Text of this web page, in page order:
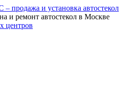
и ремонт автостекол в Москве
центров